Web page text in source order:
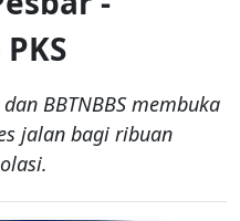
BBTNBBS membuka
jalan bagi ribuan